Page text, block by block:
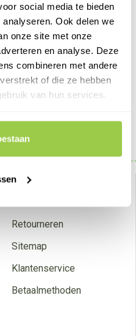
social media te bieden
Ook delen we
onze site met onze
en analyse. Deze
combineren met andere
of die ze hebben
van hun services.
€179,00
4 van in totaal 4
Klantenservice
Retourneren
Sitemap
Klantenservice
Betaalmethoden